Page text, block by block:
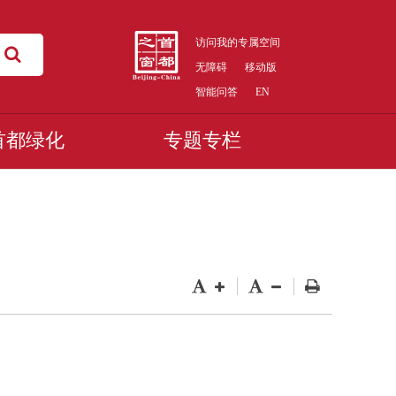
访问我的专属空间
无障碍
移动版
智能问答
EN
都绿化 专题专栏